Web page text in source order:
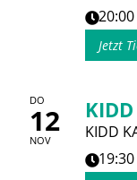
Jetzt
DO
12
NOV
KIDD